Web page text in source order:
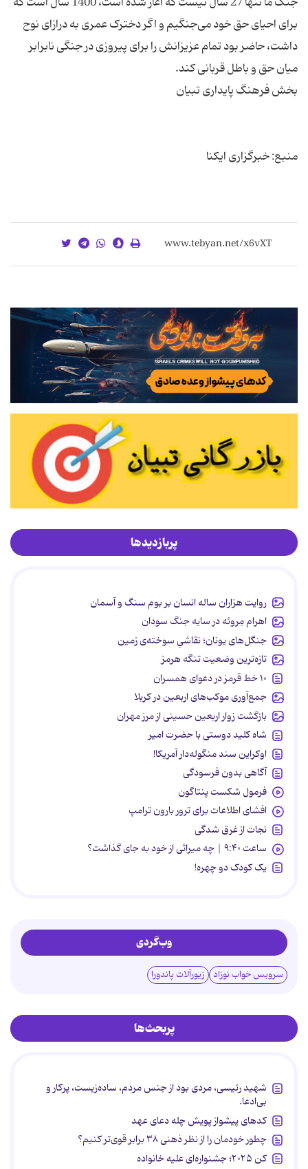
برای احیای حق خود می‌جنگیم و اگر دخترک عمری به درازای نوح
داشت، حاضر بود تمام عزیزانش را برای پیروزی در جنگی نابرابر
پربازدیدها
روایت هزاران ساله انسان بر بوم سنگ و آسمان
اهرام مِروئه در سایه جنگ سودان
جنگل‌های یونان؛ نقاشیِ سوخته‌ی زمین
تازه‌ترین وضعیت تنگه هرمز
۱۰ خط قرمز در دعوای همسران
جمع‌آوری موکب‌های اربعین در کربلا
بازگشت زوار اربعین حسینی از مرز مهران
شاه کلید دوستی با حضرت امیر
اوکراین سند منگوله‌دار آمریکا!
آگاهی بدون فرسودگی
فرمول شکست پنتاگون
افشای اطلاعات برای ترور بارون ترامپ
نجات از غرق شدگی
ساعت ۹:۴۰ | چه میراثی از خود به جای گذاشت؟
یک کودک دو چهره!
وب‌گردی
سرویس خواب نوزاد زیورآلات پاندورا
پربحث‌ها
شهید رئیسی، مردی بود از جنس مردم، ساده‌زیست، پرکار و
بی‌ادعا.
کدهای پیشواز پویش چله دعای عهد
چطور خودمان را از نظر ذهنی ۳۸ برابر قوی‌تر کنیم؟
کن ۲۰۲۵؛ جشنواره‌ای علیه خانواده